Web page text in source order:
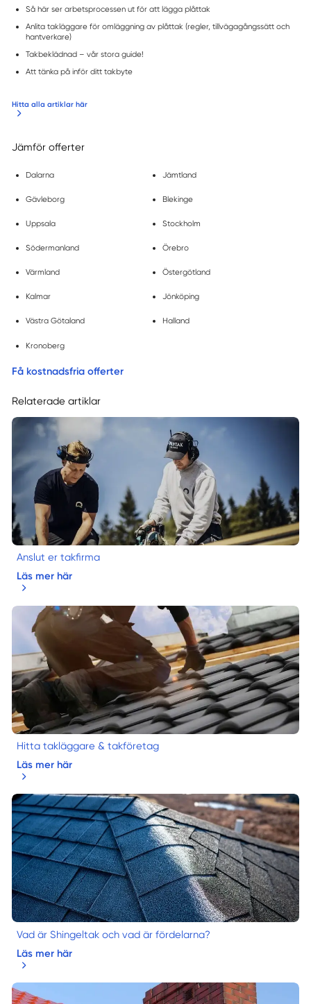
Så här ser arbetsprocessen ut för att lägga plåttak
Anlita takläggare för omläggning av plåttak (regler, tillvägagångssätt och
hantverkare)
Takbeklädnad – vår stora guide!
Att tänka på inför ditt takbyte
Hitta alla artiklar här
Jämför offerter
Dalarna Jämtland
Gävleborg Blekinge
Uppsala Stockholm
Södermanland Örebro
Värmland Östergötland
Kalmar Jönköping
Västra Götaland Halland
Kronoberg
Få kostnadsfria offerter
Relaterade artiklar
Anslut er takfirma
Läs mer här
Hitta takläggare & takföretag
Läs mer här
Vad är Shingeltak och vad är fördelarna?
Läs mer här